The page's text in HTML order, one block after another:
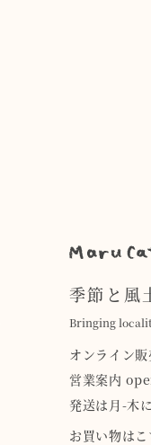
季節と風
Bringing
オンライン
営業案内
発送は月-木
お買い物はこ